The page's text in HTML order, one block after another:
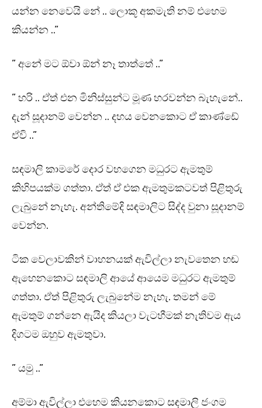
යන්න නෙවෙයි නේ .. ලොකූ අකමැති නම් එහෙම
කියන්න ..”
” අනේ මට ඕවා ඕන් නෑ තාත්තේ ..”
” හරි .. ඒත් එන මිනිස්සුන්ට මූණ හරවන්න බැහැනේ..
දැන් සූදානම් වෙන්න .. දහය වෙනකොට ඒ කාණ්ඩේ
ඒවි ..”
සඳමාලි කාමරේ දොර වහගෙන මධුරට ඇමතුම්
කිහිපයක්ම ගත්තා. ඒත් ඒ එක ඇමතුමකටවත් පිළිතුරු
ලැබුනේ නැහැ. අන්තිමේදි සඳමාලිට සිද්ද වුනා සූදානම්
වෙන්න.
ටික වෙලාවකින් වාහනයක් ඇවිල්ලා නැවතෙන හඬ
ඇහෙනකොට සඳමාලි ආයේ ආයෙම මධුරට ඇමතුම්
ගත්තා. ඒත් පිළිතුරු ලැබුනේම නැහැ. තමන් මේ
ඇමතුම් ගන්නෙ ඇයිද කියලා වැටහීමක් නැතිවම ඇය
දිගටම ඔහුව ඇමතුවා.
” යමු ..”
අම්මා ඇවිල්ලා එහෙම කියනකොට සඳමාලි ජංගම